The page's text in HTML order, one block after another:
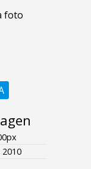
foto
2010